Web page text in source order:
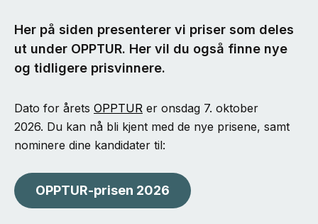
Her på siden presenterer vi priser som deles
ut under OPPTUR. Her vil du også finne nye
og tidligere prisvinnere.
Dato for årets OPPTUR er onsdag 7. oktober
2026. Du kan nå bli kjent med de nye prisene, samt
nominere dine kandidater til:
OPPTUR-prisen 2026